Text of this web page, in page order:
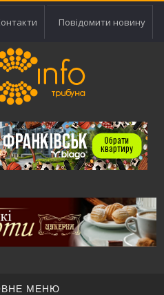
Повідомити новину
МЕНЮ